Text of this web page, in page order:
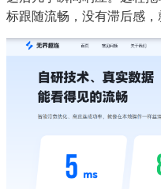
标跟随流畅，没有滞后感，